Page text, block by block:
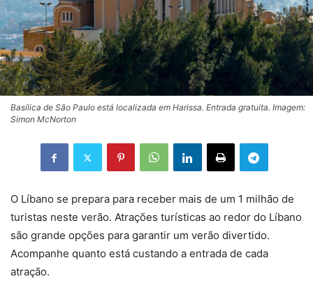
Basílica de São Paulo está localizada em Harissa. Entrada gratuita. Imagem:
Simon McNorton
O Líbano se prepara para receber mais de um 1 milhão de
turistas neste verão. Atrações turísticas ao redor do Líbano
são grande opções para garantir um verão divertido.
Acompanhe quanto está custando a entrada de cada
atração.